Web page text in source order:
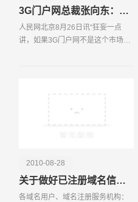
3G门户网总裁张向东：我们正在走向大互联网时代
人民网北京8月26日讯“狂妄一点
讲，如果3G门户网不是这个市场里
2010-08-28
关于做好已注册域名信息核对工作的通告
各域名用户、域名注册服务机构：